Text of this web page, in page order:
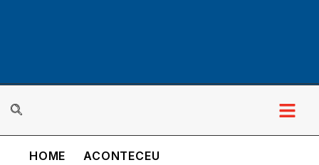
HOME ACONTECEU